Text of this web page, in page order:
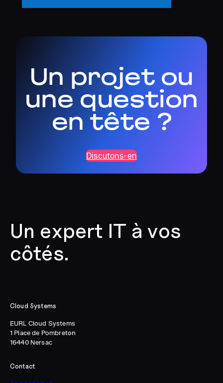
Un projet ou
une question
en tête ?
Discutons-en
Un expert IT à vos
côtés.
Cloud Systems
EURL Cloud Systems
1 Place de Pombreton
16440 Nersac
Contact